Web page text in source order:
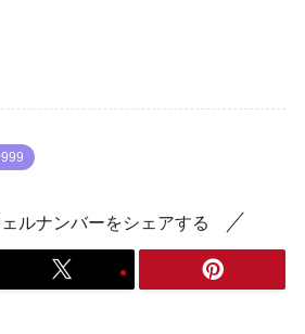
ルナンバーをシェアする